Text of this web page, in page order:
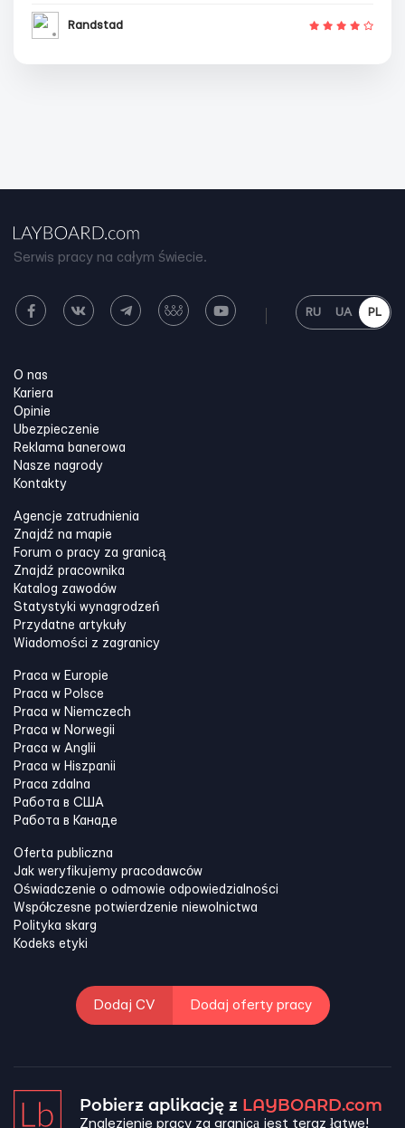
Randstad
Serwis pracy na całym świecie.
RU UA PL
O nas
Kariera
Opinie
Ubezpieczenie
Reklama banerowa
Nasze nagrody
Kontakty
Agencje zatrudnienia
Znajdź na mapie
Forum o pracy za granicą
Znajdź pracownika
Katalog zawodów
Statystyki wynagrodzeń
Przydatne artykuły
Wiadomości z zagranicy
Praca w Europie
Praca w Polsce
Praca w Niemczech
Praca w Norwegii
Praca w Anglii
Praca w Hiszpanii
Praca zdalna
Работа в США
Работа в Канадe
Oferta publiczna
Jak weryfikujemy pracodawców
Oświadczenie o odmowie odpowiedzialności
Współczesne potwierdzenie niewolnictwa
Polityka skarg
Kodeks etyki
Dodaj CV Dodaj oferty pracy
Pobierz aplikację z LAYBOARD.com
Znalezienie pracy za granicą jest teraz łatwe!